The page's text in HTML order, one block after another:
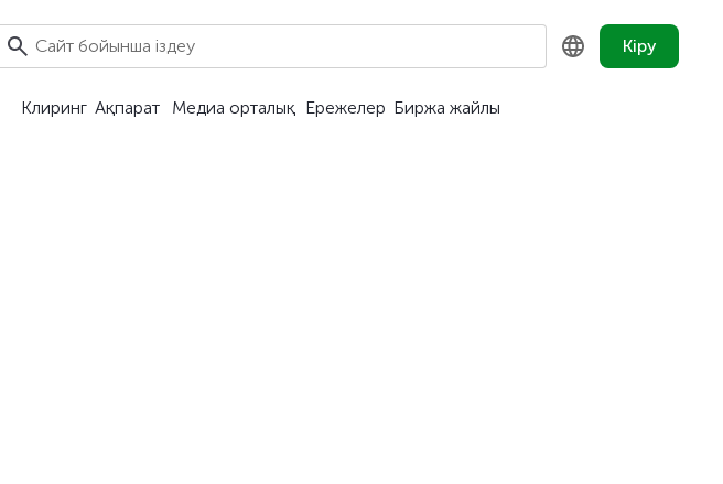
Кіру
Клиринг Ақпарат Медиа орталық Ережелер Биржа жайлы